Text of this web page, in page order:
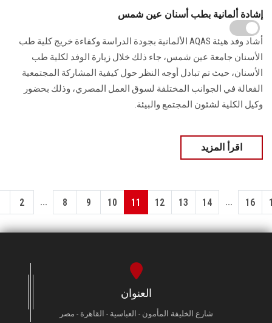
إشادة ألمانية بطب أسنان عين شمس
أشاد وفد هيئة AQAS الألمانية بجودة الدراسة وكفاءة خریج كلية طب
الأسنان جامعة عين شمس، جاء ذلك خلال زيارة الوفد لكلية طب
الأسنان، حيث تم تبادل أوجه النظر حول كيفية المشاركة المجتمعية
الفعالة في الجوانب المختلفة لسوق العمل المصري، وذلك بحضور
وكيل الكلية لشئون المجتمع والبيئة.
اقرأ المزيد
2 ... 8 9 10 11 12 13 14 ... 16
العنوان
شارع الخليفة المأمون - العباسية - القاهرة - مصر